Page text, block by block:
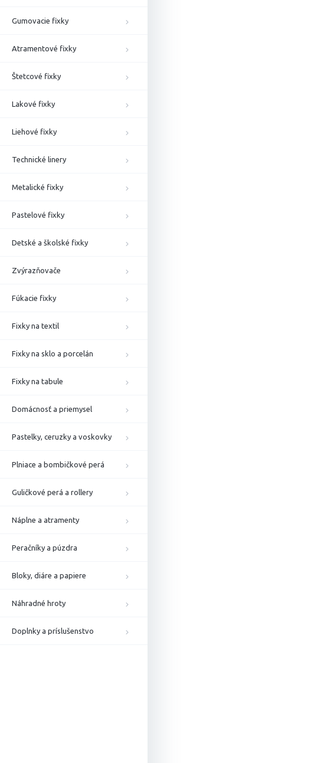
Gumovacie fixky
Atramentové fixky
Štetcové fixky
Lakové fixky
Liehové fixky
Technické linery
Metalické fixky
Pastelové fixky
Detské a školské fixky
Zvýrazňovače
Fúkacie fixky
Fixky na textil
Fixky na sklo a porcelán
Fixky na tabule
Domácnosť a priemysel
Pastelky, ceruzky a voskovky
Plniace a bombičkové perá
Guličkové perá a rollery
Náplne a atramenty
Peračníky a púzdra
Bloky, diáre a papiere
Náhradné hroty
Doplnky a príslušenstvo